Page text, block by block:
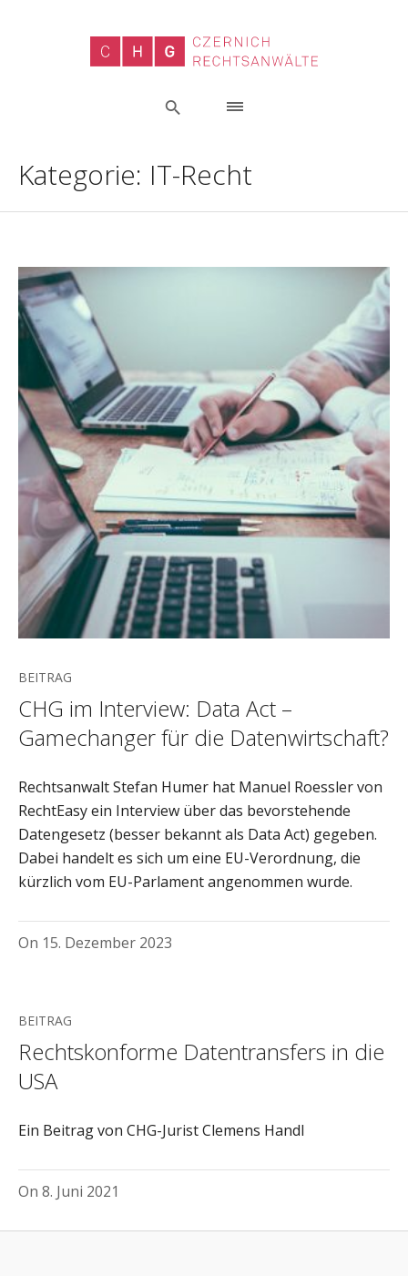
Kategorie: IT-Recht
BEITRAG
CHG im Interview: Data Act –
Gamechanger für die Datenwirtschaft?
Rechtsanwalt Stefan Humer hat Manuel Roessler von
RechtEasy ein Interview über das bevorstehende
Datengesetz (besser bekannt als Data Act) gegeben.
Dabei handelt es sich um eine EU-Verordnung, die
kürzlich vom EU-Parlament angenommen wurde.
On 15. Dezember 2023
BEITRAG
Rechtskonforme Datentransfers in die
USA
Ein Beitrag von CHG-Jurist Clemens Handl
On 8. Juni 2021